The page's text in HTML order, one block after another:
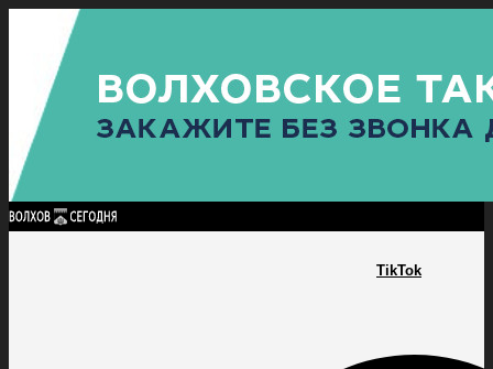
TikTok
Найти:
ГЛАВНАЯ ПОЛИТИКАПРОИСШЕСТВИЯ ПРОКУРАТУРАСПОРТ
ПОЛИТИКА
КУЛЬТУРА
ПОСЕЛЕНИЯ